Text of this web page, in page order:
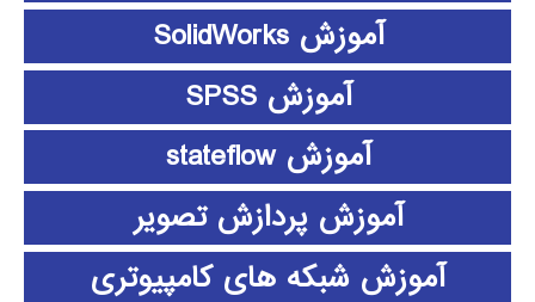
آموزش SolidWorks
آموزش SPSS
آموزش stateflow
آموزش پردازش تصویر
آموزش شبکه های کامپیوتری